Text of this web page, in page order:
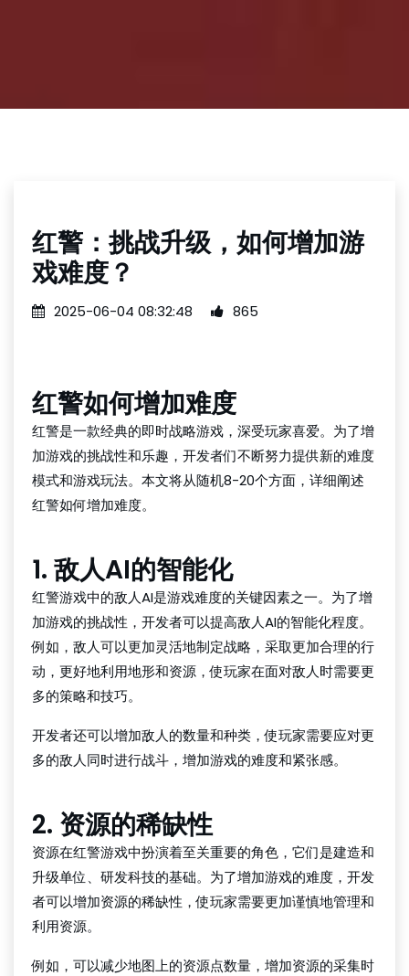
红警：挑战升级，如何增加游
戏难度？
2025-06-04 08:32:48 865
红警如何增加难度
红警是一款经典的即时战略游戏，深受玩家喜爱。为了增
加游戏的挑战性和乐趣，开发者们不断努力提供新的难度
模式和游戏玩法。本文将从随机8-20个方面，详细阐述
红警如何增加难度。
1. 敌人AI的智能化
红警游戏中的敌人AI是游戏难度的关键因素之一。为了增
加游戏的挑战性，开发者可以提高敌人AI的智能化程度。
例如，敌人可以更加灵活地制定战略，采取更加合理的行
动，更好地利用地形和资源，使玩家在面对敌人时需要更
多的策略和技巧。
开发者还可以增加敌人的数量和种类，使玩家需要应对更
多的敌人同时进行战斗，增加游戏的难度和紧张感。
2. 资源的稀缺性
资源在红警游戏中扮演着至关重要的角色，它们是建造和
升级单位、研发科技的基础。为了增加游戏的难度，开发
者可以增加资源的稀缺性，使玩家需要更加谨慎地管理和
利用资源。
例如，可以减少地图上的资源点数量，增加资源的采集时